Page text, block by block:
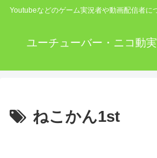
Youtubeなどのゲーム実況者や動画配信者に
ユーチューバー・ニコ動
ねこかん1st